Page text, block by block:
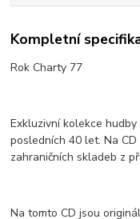
Kompletní
Rok Charty 77
Exkluzivní kolekce
posledních 40 let. Na
zahraničních skladeb z
Na tomto CD jsou